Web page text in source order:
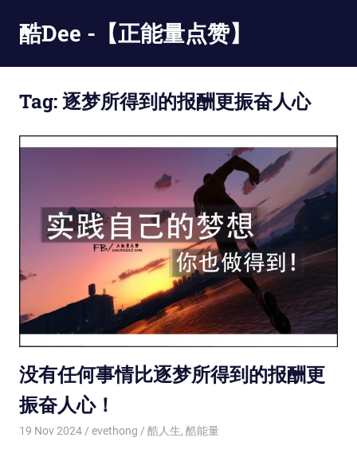
content
酷Dee -【正能量点赞】
最
有
Tag:逐梦所得到的报酬更振奋人心
没有任何事情比逐梦所得到的报酬更
振奋人心！
19 Nov 2024 evethong 酷人生, 酷能量